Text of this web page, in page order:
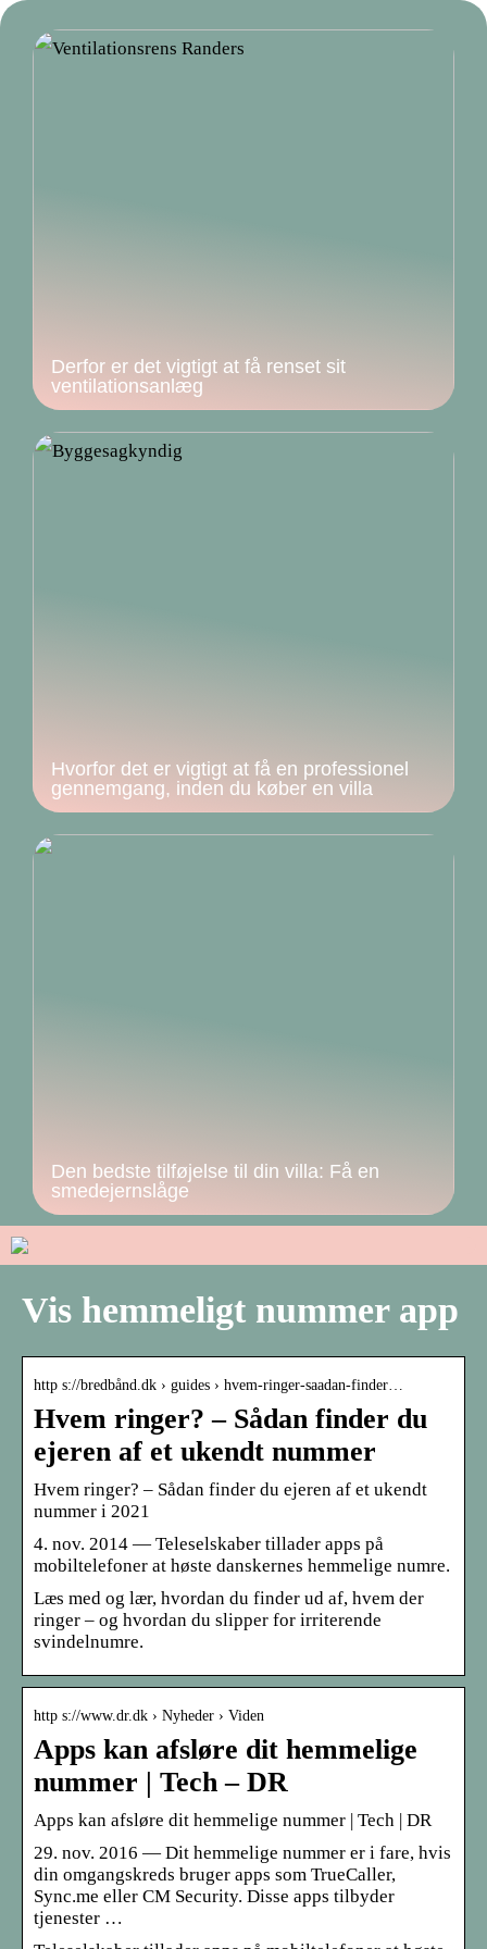
Derfor er det vigtigt at få renset sit
ventilationsanlæg
Hvorfor det er vigtigt at få en professionel
gennemgang, inden du køber en villa
Den bedste tilføjelse til din villa: Få en
smedejernslåge
Vis hemmeligt nummer app
http s://bredbånd.dk › guides › hvem-ringer-saadan-finder…
Hvem ringer? – Sådan finder du
ejeren af et ukendt nummer
Hvem ringer? – Sådan finder du ejeren af et ukendt
nummer i 2021
4. nov. 2014 — Teleselskaber tillader apps på
mobiltelefoner at høste danskernes hemmelige numre.
Læs med og lær, hvordan du finder ud af, hvem der
ringer – og hvordan du slipper for irriterende
svindelnumre.
http s://www.dr.dk › Nyheder › Viden
Apps kan afsløre dit hemmelige
nummer | Tech – DR
Apps kan afsløre dit hemmelige nummer | Tech | DR
29. nov. 2016 — Dit hemmelige nummer er i fare, hvis
din omgangskreds bruger apps som TrueCaller,
Sync.me eller CM Security. Disse apps tilbyder
tjenester …